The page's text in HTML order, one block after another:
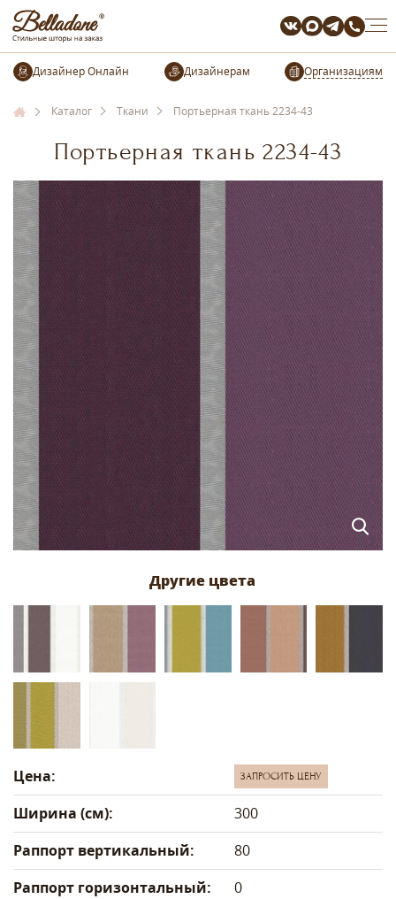
Организациям
Каталог Ткани Портьерная ткань 2234-43
Портьерная ткань 2234-43
Цена: ЗАПРОСИТЬ ЦЕНУ
Ширина (см):
300
Раппорт вертикальный:
80
Раппорт горизонтальный:
0